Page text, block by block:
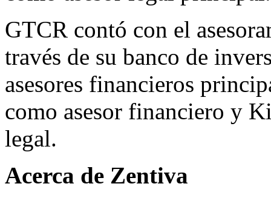
GTCR contó con el
través de su banco de
asesores financieros
como asesor financiero y
legal.
Acerca de Zentiva